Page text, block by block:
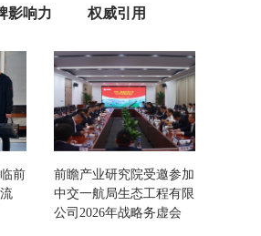
影响力 权威引用
前
前瞻产业研究院受邀参加
中交一航局生态工程有限
公司2026年战略务虚会